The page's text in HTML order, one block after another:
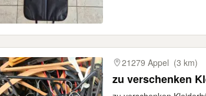
21279 Appel (3 km)
zu verschenken